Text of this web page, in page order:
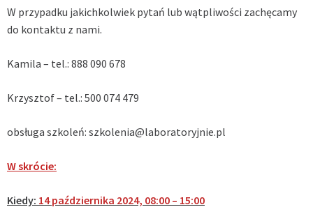
W przypadku jakichkolwiek pytań lub wątpliwości zachęcamy
do kontaktu z nami.
Kamila – tel.: 888 090 678
Krzysztof – tel.: 500 074 479
obsługa szkoleń: szkolenia@laboratoryjnie.pl
W skrócie:
Kiedy: 14 października 2024, 08:00 – 15:00